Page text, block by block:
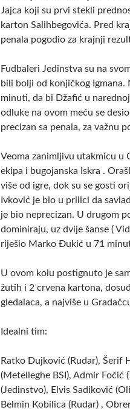
Jajca koji su prvi stekli
karton Salihbegovića. Pred
penala pogodio za krajnji
Fudbaleri Jedinstva su na
bili bolji od konjičkog Igmana.
minuti, da bi Džafić u
odluke na ovom meću se
precizan sa penala, za važnu
Veoma zanimljivu utakmicu u
ekipa i bugojanska Iskra .
više od igre, dok su se gosti
Ivković je bio u prilici da
je bio neprecizan. U drugom
dominiraju, uz dvije šanse (
riješio Marko Đukić u 71
U ovom kolu postignuto je
žutih i 2 crvena kartona,
gledalaca, a najviše u
Idealni tim:
Ratko Dujković (Rudar), Šerif
(Metelleghe BSI), Admir Fočić
(Jedinstvo), Elvis Sadiković
Belmin Kobilica (Rudar) ,